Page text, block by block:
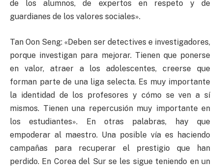
de los alumnos, de expertos en respeto y de
guardianes de los valores sociales».
Tan Oon Seng: «Deben ser detectives e investigadores,
porque investigan para mejorar. Tienen que ponerse
en valor, atraer a los adolescentes, creerse que
forman parte de una liga selecta. Es muy importante
la identidad de los profesores y cómo se ven a sí
mismos. Tienen una repercusión muy importante en
los estudiantes». En otras palabras, hay que
empoderar al maestro. Una posible vía es haciendo
campañas para recuperar el prestigio que han
perdido. En Corea del Sur se les sigue teniendo en un